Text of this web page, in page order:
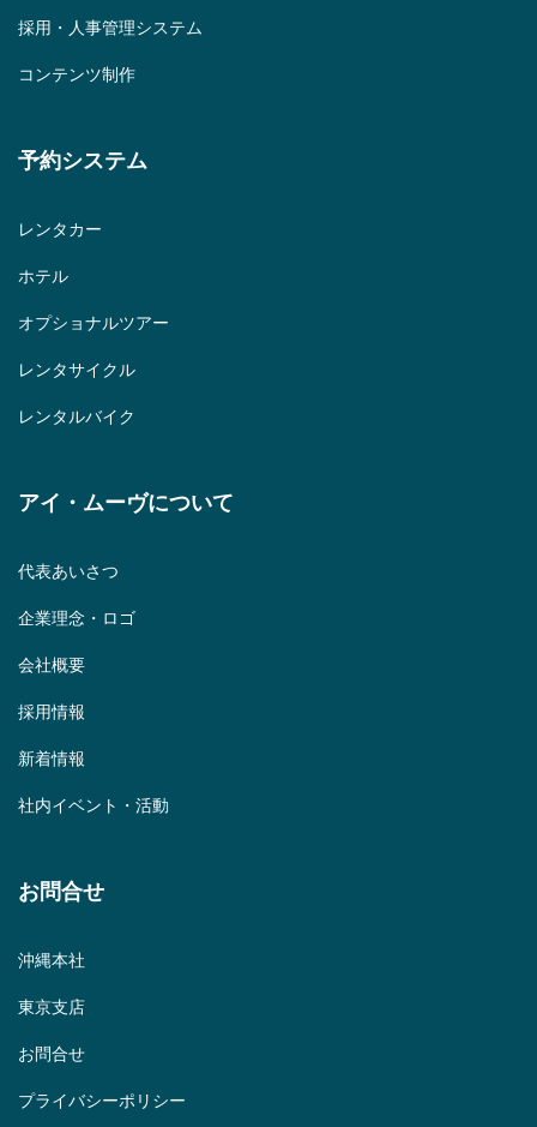
採用・人事管理システム
コンテンツ制作
予約システム
レンタカー
ホテル
オプショナルツアー
レンタサイクル
レンタルバイク
アイ・ムーヴについて
代表あいさつ
企業理念・ロゴ
会社概要
採用情報
新着情報
社内イベント・活動
お問合せ
沖縄本社
東京支店
お問合せ
プライバシーポリシー